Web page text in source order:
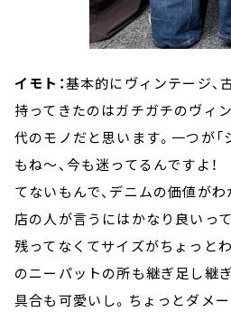
イモト：基本的にヴィンテージ、
持ってきたのはガチガチのヴィ
代のモノだと思います。一つが「
もね～、今も迷ってるんですよ
てないもんで、デニムの価値が
店の人が言うにはかなり良いっ
残ってなくてサイズがちょっと
のニーパットの所も継ぎ足し継
具合も可愛いし。ちょっとダメ